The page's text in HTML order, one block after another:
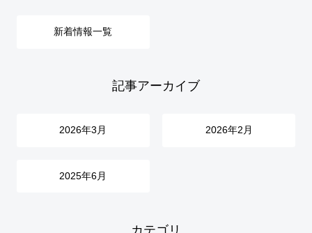
新着情報一覧
記事アーカイブ
2026年3月 2026年2月
2025年6月
カテゴリ